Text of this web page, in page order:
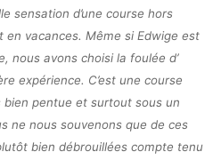
sensation d’une course hors
vacances. Même si Edwige est
nous avons choisi la foulée d’
expérience. C’est une course
pentue et surtout sous un
ne nous souvenons que de ces
bien débrouillées compte tenu